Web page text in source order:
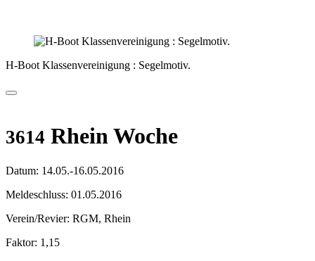
H-Boot Klassenvereinigung : Segelmotiv.
3614 Rhein Woche
Datum: 14.05.-16.05.2016
Meldeschluss: 01.05.2016
Verein/Revier: RGM, Rhein
Faktor: 1,15